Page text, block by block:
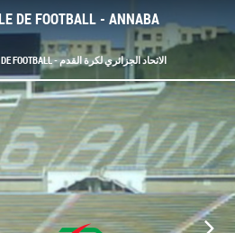
DE FOOTBALL - ANNABA
FÉDÉRATION ALGÉRIENNE DE FOOTBALL - الاتحاد الجزائري لكرة القدم